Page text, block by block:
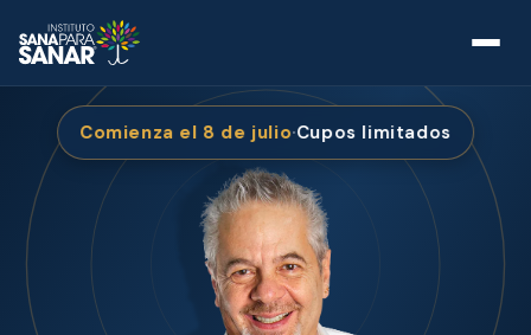
Comienza el 8 de julio·Cupos limitados